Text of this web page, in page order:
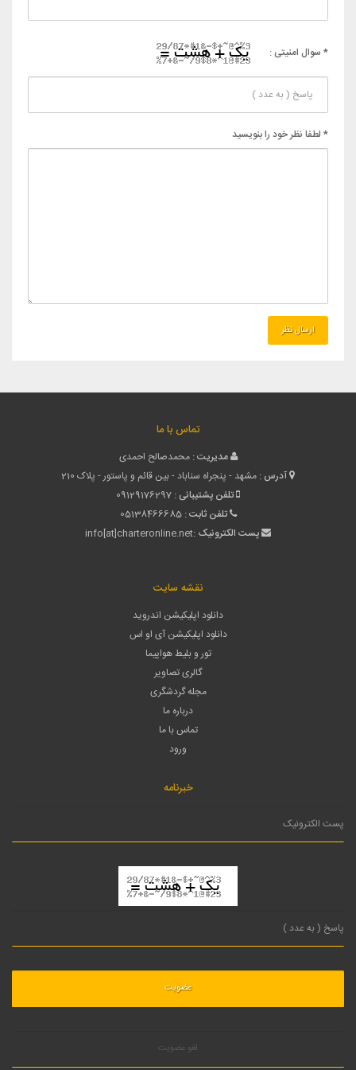
* سوال امنیتی :
* لطفا نظر خود را بنویسید
تماس با ما
مدیریت : محمدصالح احمدی
آدرس : مشهد - پنجراه سناباد - بین قائم و پاستور - پلاک 210
تلفن پشتیبانی : 09129176297
تلفن ثابت : 05138466685
پست الکترونیک :info[at]charteronline.net
نقشه سایت
دانلود اپلیکیشن اندروید
دانلود اپلیکیشن آی او اس
تور و بلیط هواپیما
گالری تصاویر
مجله گردشگری
درباره ما
تماس با ما
ورود
خبرنامه
لغو عضویت